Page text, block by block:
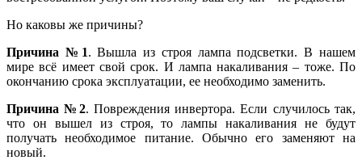
Но каковы же причины?
Причина №1. Вышла из строя лампа подсветки. В нашем
мире всё имеет свой срок. И лампа накаливания – тоже. По
окончанию срока эксплуатации, ее необходимо заменить.
Причина №2. Повреждения инвертора. Если случилось так,
что он вышел из строя, то лампы накаливания не будут
получать необходимое питание. Обычно его заменяют на
новый.